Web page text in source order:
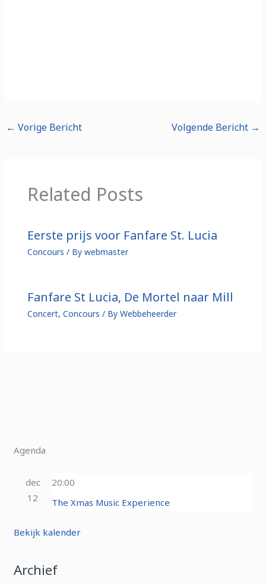
← Vorige Bericht Volgende Bericht →
Related Posts
Eerste prijs voor Fanfare St. Lucia
Concours / By webmaster
Fanfare St Lucia, De Mortel naar Mill
Concert, Concours / By Webbeheerder
Agenda
dec
12
20:00
The Xmas Music Experience
Bekijk kalender
Archief